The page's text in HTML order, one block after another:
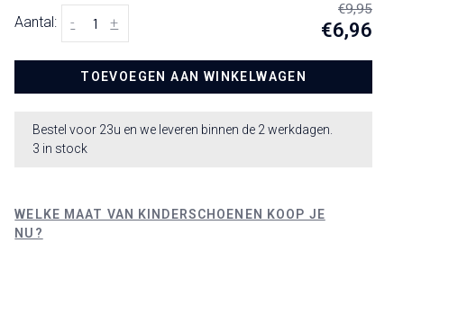
Aantal: +
-
€9,95
€6,96
TOEVOEGEN AAN WINKELWAGEN
Bestel voor 23u en we leveren binnen de 2 werkdagen.
3 in stock
WELKE MAAT VAN KINDERSCHOENEN KOOP JE
NU?